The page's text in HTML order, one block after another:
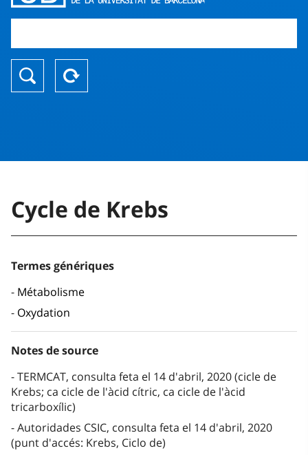
Cycle de Krebs
Termes génériques
Métabolisme
Oxydation
Notes de source
TERMCAT, consulta feta el 14 d'abril, 2020 (cicle de
Krebs; ca cicle de l'àcid cítric, ca cicle de l'àcid
tricarboxílic)
Autoridades CSIC, consulta feta el 14 d'abril, 2020
(punt d'accés: Krebs, Ciclo de)